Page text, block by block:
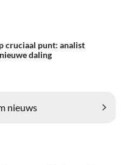
cruciaal punt: analist
daling
nieuws